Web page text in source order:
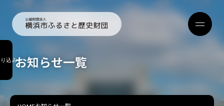
お知らせ一覧
込み